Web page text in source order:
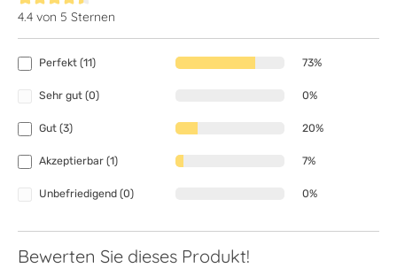
Durchschnittliche Bewertung von 4.4 von 5 Sternen
4.4 von 5 Sternen
Perfekt (11) 73%
Sehr gut (0) 0%
Gut (3) 20%
Akzeptierbar (1) 7%
Unbefriedigend (0) 0%
Bewerten Sie dieses Produkt!